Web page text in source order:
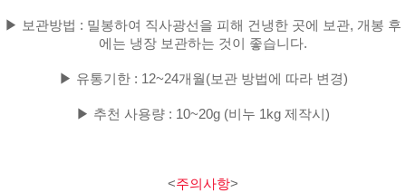
▶ 보관방법 : 밀봉하여 직사광선을 피해 건냉한 곳에 보관, 개봉 후
에는 냉장 보관하는 것이 좋습니다.
▶ 유통기한 : 12~24개월(보관 방법에 따라 변경)
▶ 추천 사용량 : 10~20g (비누 1kg 제작시)
<주의사항>